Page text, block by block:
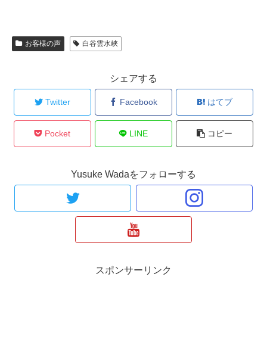
お客様の声 白谷雲水峡
シェアする
Twitter Facebook はてブ
Pocket LINE コピー
Yusuke Wadaをフォローする
スポンサーリンク